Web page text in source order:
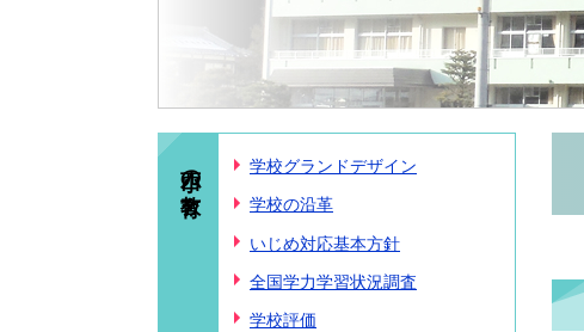
西小の教育 学校グランドデザイン
学校の沿革
いじめ対応基本方針
全国学力学習状況調査
学校評価